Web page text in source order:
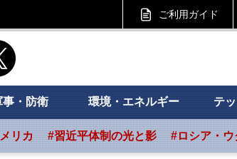
ご利用ガイド
フォーサイト
事・防衛 環境・エネルギー テ
リカ #習近平体制の光と影 #ロシア・